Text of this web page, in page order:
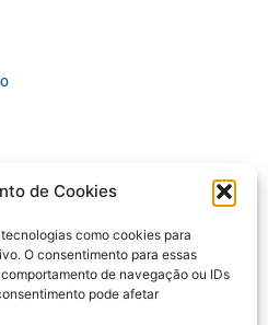
de Cookies
como cookies para
O consentimento para essas
de navegação ou IDs
pode afetar